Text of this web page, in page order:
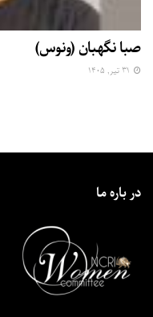
صبا نگهبان (ونوس)
در باره ما